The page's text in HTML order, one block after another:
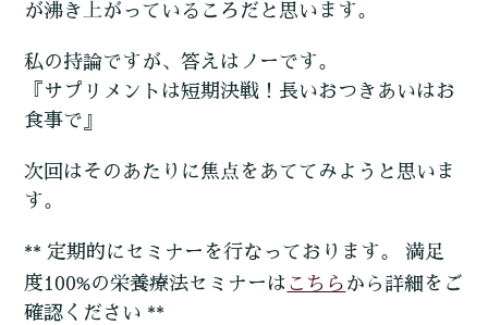
が沸き上がっているころだと思います。
私の持論ですが、答えはノーです。
『サプリメントは短期決戦！長いおつきあいはお
食事で』
次回はそのあたりに焦点をあててみようと思いま
す。
** 定期的にセミナーを行なっております。 満足
度100%の栄養療法セミナーは こちら から詳細をご
確認ください **